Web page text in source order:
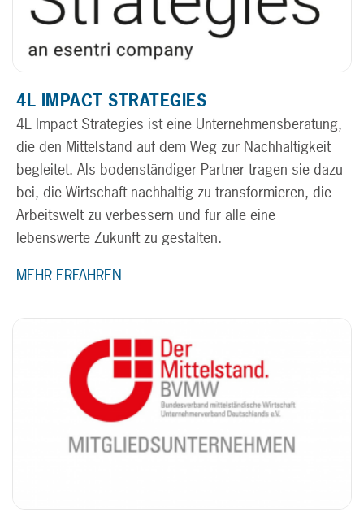
4L IMPACT STRATEGIES
4L Impact Strategies ist eine Unternehmensberatung,
die den Mittelstand auf dem Weg zur Nachhaltigkeit
begleitet. Als bodenständiger Partner tragen sie dazu
bei, die Wirtschaft nachhaltig zu transformieren, die
Arbeitswelt zu verbessern und für alle eine
lebenswerte Zukunft zu gestalten.
MEHR ERFAHREN